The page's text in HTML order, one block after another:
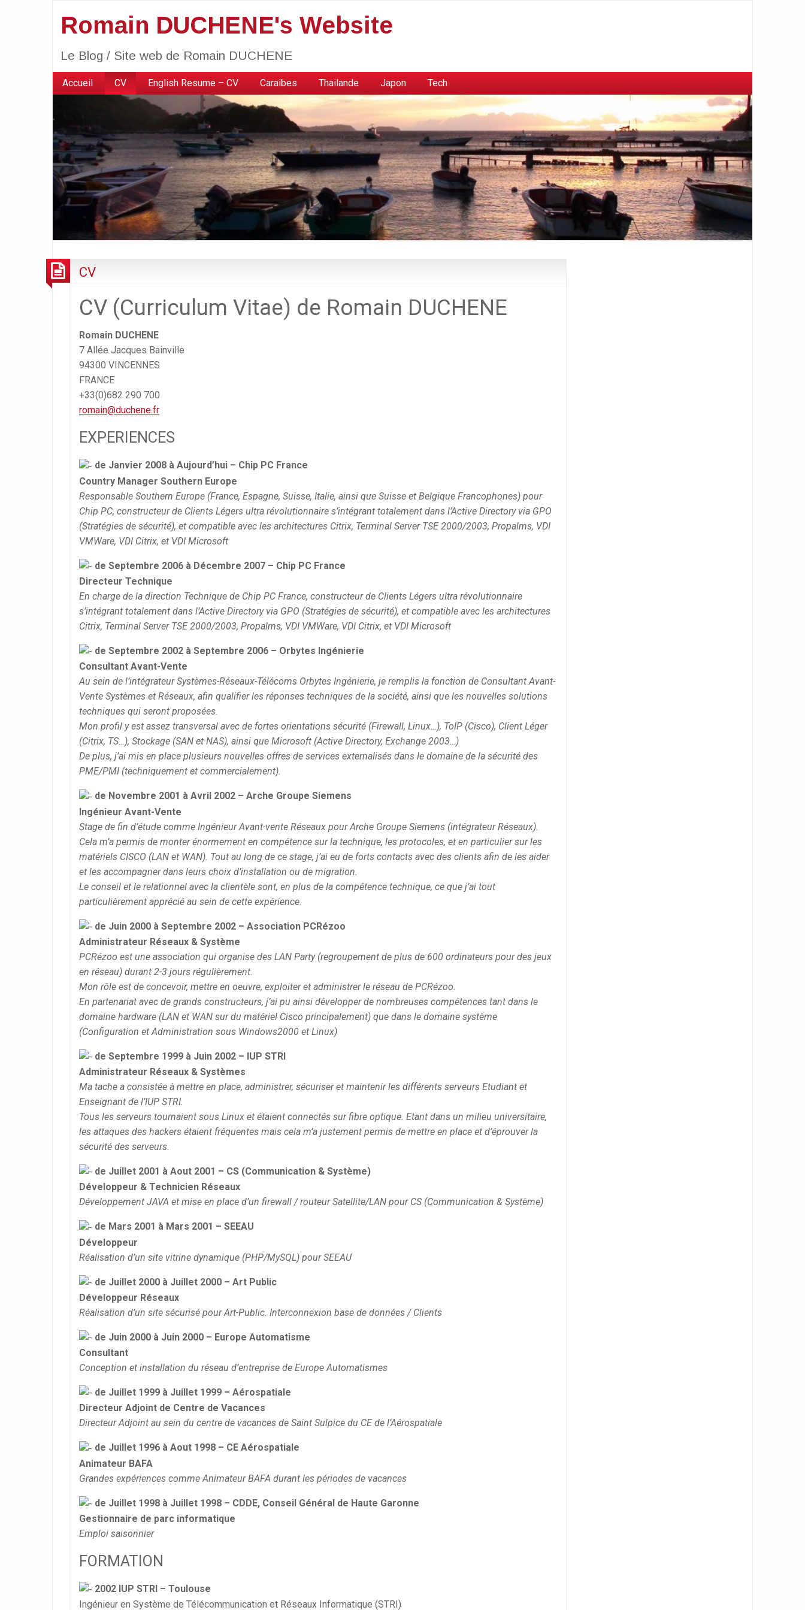
Romain DUCHENE's Website
Le Blog / Site web de Romain DUCHENE
Accueil CV English Resume – CV Caraibes Thailande Japon Tech
CV
CV (Curriculum Vitae) de Romain DUCHENE
Romain DUCHENE
7 Allée Jacques Bainville
94300 VINCENNES
FRANCE
+33(0)682 290 700
romain@duchene.fr
EXPERIENCES
de Janvier 2008 à Aujourd’hui – Chip PC France
Country Manager Southern Europe
Responsable Southern Europe (France, Espagne, Suisse, Italie, ainsi que Suisse et Belgique Francophones) pour
Chip PC, constructeur de Clients Légers ultra révolutionnaire s’intégrant totalement dans l’Active Directory via GPO
(Stratégies de sécurité), et compatible avec les architectures Citrix, Terminal Server TSE 2000/2003, Propalms, VDI
VMWare, VDI Citrix, et VDI Microsoft
de Septembre 2006 à Décembre 2007 – Chip PC France
Directeur Technique
En charge de la direction Technique de Chip PC France, constructeur de Clients Légers ultra révolutionnaire
s’intégrant totalement dans l’Active Directory via GPO (Stratégies de sécurité), et compatible avec les architectures
Citrix, Terminal Server TSE 2000/2003, Propalms, VDI VMWare, VDI Citrix, et VDI Microsoft
de Septembre 2002 à Septembre 2006 – Orbytes Ingénierie
Consultant Avant-Vente
Au sein de l’intégrateur Systèmes-Réseaux-Télécoms Orbytes Ingénierie, je remplis la fonction de Consultant Avant-
Vente Systèmes et Réseaux, afin qualifier les réponses techniques de la société, ainsi que les nouvelles solutions
techniques qui seront proposées.
Mon profil y est assez transversal avec de fortes orientations sécurité (Firewall, Linux…), ToIP (Cisco), Client Léger
(Citrix, TS…), Stockage (SAN et NAS), ainsi que Microsoft (Active Directory, Exchange 2003…)
De plus, j’ai mis en place plusieurs nouvelles offres de services externalisés dans le domaine de la sécurité des
PME/PMI (techniquement et commercialement).
de Novembre 2001 à Avril 2002 – Arche Groupe Siemens
Ingénieur Avant-Vente
Stage de fin d’étude comme Ingénieur Avant-vente Réseaux pour Arche Groupe Siemens (intégrateur Réseaux).
Cela m’a permis de monter énormement en compétence sur la technique, les protocoles, et en particulier sur les
matériels CISCO (LAN et WAN). Tout au long de ce stage, j’ai eu de forts contacts avec des clients afin de les aider
et les accompagner dans leurs choix d’installation ou de migration.
Le conseil et le relationnel avec la clientèle sont, en plus de la compétence technique, ce que j’ai tout
particulièrement apprécié au sein de cette expérience.
de Juin 2000 à Septembre 2002 – Association PCRézoo
Administrateur Réseaux & Système
PCRézoo est une association qui organise des LAN Party (regroupement de plus de 600 ordinateurs pour des jeux
en réseau) durant 2-3 jours régulièrement.
Mon rôle est de concevoir, mettre en oeuvre, exploiter et administrer le réseau de PCRézoo.
En partenariat avec de grands constructeurs, j’ai pu ainsi développer de nombreuses compétences tant dans le
domaine hardware (LAN et WAN sur du matériel Cisco principalement) que dans le domaine système
(Configuration et Administration sous Windows2000 et Linux)
de Septembre 1999 à Juin 2002 – IUP STRI
Administrateur Réseaux & Systèmes
Ma tache a consistée à mettre en place, administrer, sécuriser et maintenir les différents serveurs Etudiant et
Enseignant de l’IUP STRI.
Tous les serveurs tournaient sous Linux et étaient connectés sur fibre optique. Etant dans un milieu universitaire,
les attaques des hackers étaient fréquentes mais cela m’a justement permis de mettre en place et d’éprouver la
sécurité des serveurs.
de Juillet 2001 à Aout 2001 – CS (Communication & Système)
Développeur & Technicien Réseaux
Développement JAVA et mise en place d’un firewall / routeur Satellite/LAN pour CS (Communication & Système)
de Mars 2001 à Mars 2001 – SEEAU
Développeur
Réalisation d’un site vitrine dynamique (PHP/MySQL) pour SEEAU
de Juillet 2000 à Juillet 2000 – Art Public
Développeur Réseaux
Réalisation d’un site sécurisé pour Art-Public. Interconnexion base de données / Clients
de Juin 2000 à Juin 2000 – Europe Automatisme
Consultant
Conception et installation du réseau d’entreprise de Europe Automatismes
de Juillet 1999 à Juillet 1999 – Aérospatiale
Directeur Adjoint de Centre de Vacances
Directeur Adjoint au sein du centre de vacances de Saint Sulpice du CE de l’Aérospatiale
de Juillet 1996 à Aout 1998 – CE Aérospatiale
Animateur BAFA
Grandes expériences comme Animateur BAFA durant les périodes de vacances
de Juillet 1998 à Juillet 1998 – CDDE, Conseil Général de Haute Garonne
Gestionnaire de parc informatique
Emploi saisonnier
FORMATION
2002 IUP STRI – Toulouse
Ingénieur en Système de Télécommunication et Réseaux Informatique (STRI)